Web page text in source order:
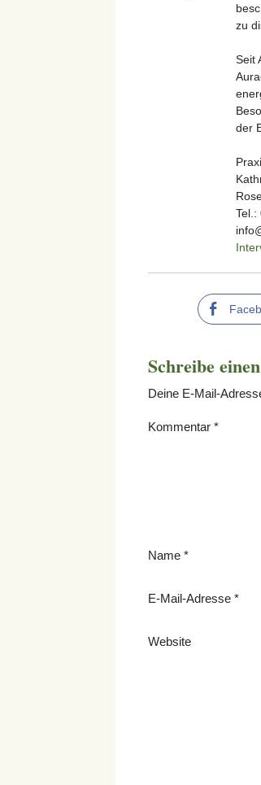
zu
Seit
der
Tel.:
Schreibe
Deine E-Mail-
Kommentar *
Name *
E-Mail-Adresse *
Website